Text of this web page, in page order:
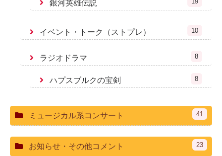
銀河英雄伝説
イベント・トーク（ストプレ） 10
ラジオドラマ 8
ハプスブルクの宝剣 8
ミュージカル系コンサート 41
お知らせ・その他コメント 23